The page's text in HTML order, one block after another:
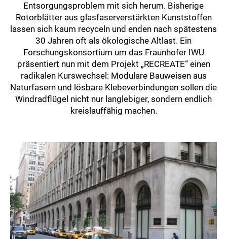
Entsorgungsproblem mit sich herum. Bisherige
Rotorblätter aus glasfaserverstärkten Kunststoffen
lassen sich kaum recyceln und enden nach spätestens
30 Jahren oft als ökologische Altlast. Ein
Forschungskonsortium um das Fraunhofer IWU
präsentiert nun mit dem Projekt „RECREATE“ einen
radikalen Kurswechsel: Modulare Bauweisen aus
Naturfasern und lösbare Klebeverbindungen sollen die
Windradflügel nicht nur langlebiger, sondern endlich
kreislauffähig machen.